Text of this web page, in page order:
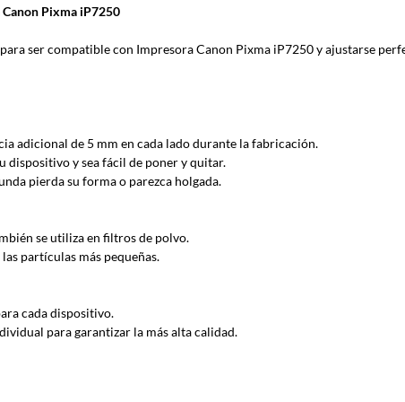
Pixma iP7250
para ser compatible con Impresora Canon Pixma iP7250 y ajustarse
adicional de 5 mm en cada lado durante la fabricación.
dispositivo y sea fácil de poner y quitar.
pierda su forma o parezca holgada.
se utiliza en filtros de polvo.
partículas más pequeñas.
cada dispositivo.
para garantizar la más alta calidad.